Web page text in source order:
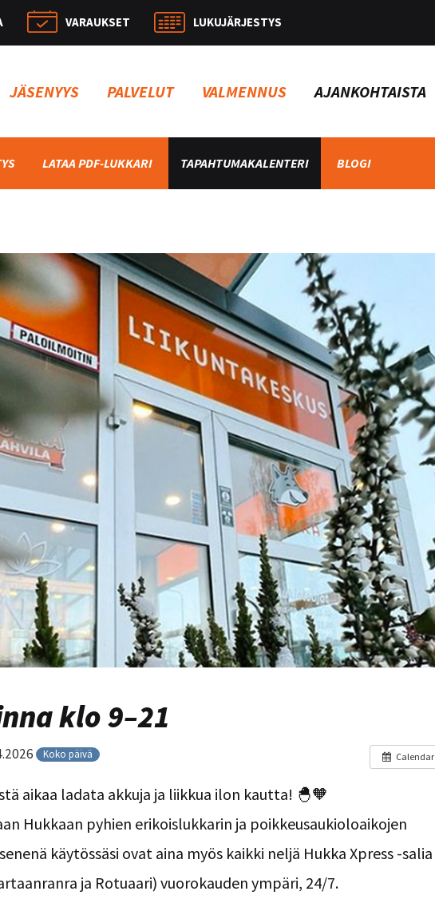
VARAUKSET LUKUJÄRJESTYS
JÄSENYYS PALVELUT VALMENNUS AJANKOHTAISTA
LATAA PDF-LUKKARI TAPAHTUMAKALENTERI BLOGI
klo 9–21
Calendar
Koko päivä
aikaa ladata akkuja ja liikkua ilon kautta! 🐣🧡
Hukkaan pyhien erikoislukkarin ja poikkeusaukioloaikojen
käytössäsi ovat aina myös kaikki neljä Hukka Xpress -salia
ja Rotuaari) vuorokauden ympäri, 24/7.